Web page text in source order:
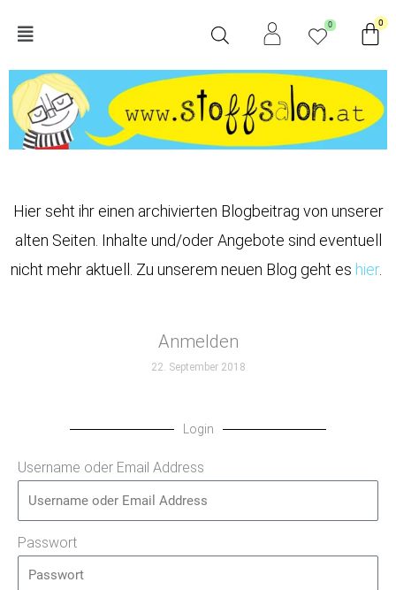
InhaltMain
Menu
0 0
Hier seht ihr einen archivierten Blogbeitrag von unserer
alten Seiten. Inhalte und/oder Angebote sind eventuell
nicht mehr aktuell. Zu unserem neuen Blog geht es hier.
Anmelden
22. September 2018
Login
Username oder Email Address
Passwort